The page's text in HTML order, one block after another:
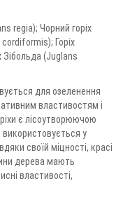
regia); Чорний горіх
Горіх
(Juglans
для озеленення
властивостям і
є лісоутворюючою
у
своїй міцності, красі
дерева мають
властивості,